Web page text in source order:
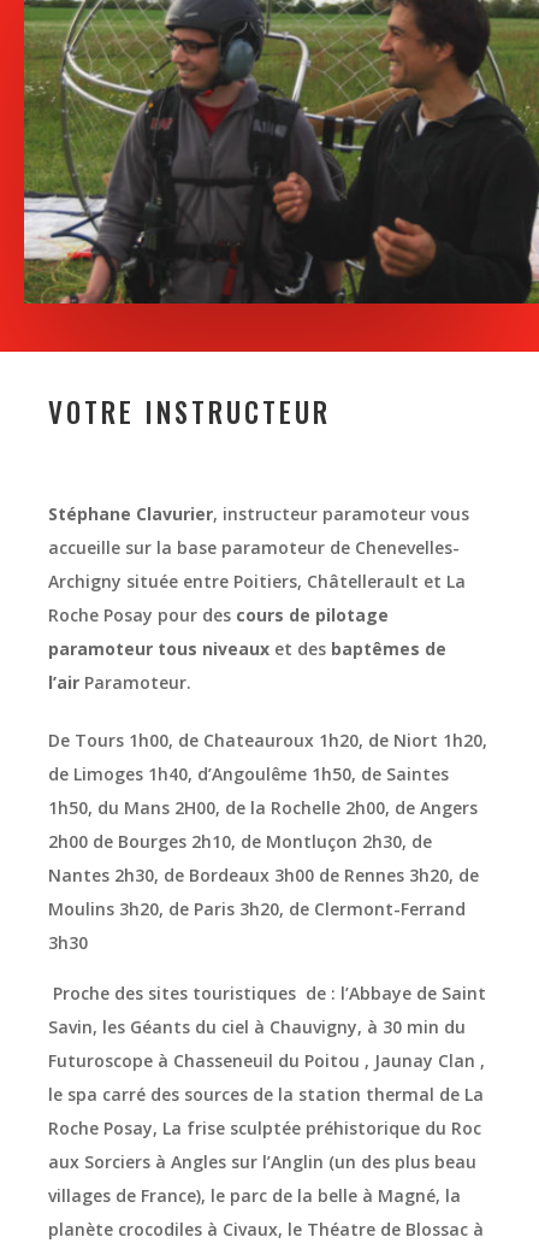
VOTRE INSTRUCTEUR
Stéphane Clavurier, instructeur paramoteur vous
accueille sur la base paramoteur de Chenevelles-
Archigny située entre Poitiers, Châtellerault et La
Roche Posay pour des cours de pilotage
paramoteur tous niveaux et des baptêmes de
l’air Paramoteur.
De Tours 1h00, de Chateauroux 1h20, de Niort 1h20,
de Limoges 1h40, d’Angoulême 1h50, de Saintes
1h50, du Mans 2H00, de la Rochelle 2h00, de Angers
2h00 de Bourges 2h10, de Montluçon 2h30, de
Nantes 2h30, de Bordeaux 3h00 de Rennes 3h20, de
Moulins 3h20, de Paris 3h20, de Clermont-Ferrand
3h30
Proche des sites touristiques de : l’Abbaye de Saint
Savin, les Géants du ciel à Chauvigny, à 30 min du
Futuroscope à Chasseneuil du Poitou , Jaunay Clan ,
le spa carré des sources de la station thermal de La
Roche Posay, La frise sculptée préhistorique du Roc
aux Sorciers à Angles sur l’Anglin (un des plus beau
villages de France), le parc de la belle à Magné, la
planète crocodiles à Civaux, le Théatre de Blossac à